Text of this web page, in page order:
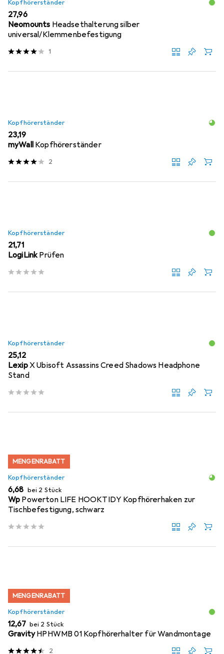
Kopfhörerständer
EUR
27,96
Neomounts Headsethalterung silber
universal/Klemmenbefestigung
1
Kopfhörerständer
EUR
23,19
myWall Kopfhörerständer
2
Kopfhörerständer
EUR
21,71
LogiLinkPrüfen
Kopfhörerständer
EUR
25,12
LexipX Ubisoft Assassins Creed Shadows Headphone
Stand
MENGENRABATT
Kopfhörerständer
EUR
6,68 bei 2 Stück
Wp Powerton LIFE HOOKTIDY Kopfhörerhaken zur
Tischbefestigung, schwarz
MENGENRABATT
Kopfhörerständer
EUR
12,67 bei 2 Stück
GravityHPHWMB 01 Kopfhörerhalter für Wandmontage
2